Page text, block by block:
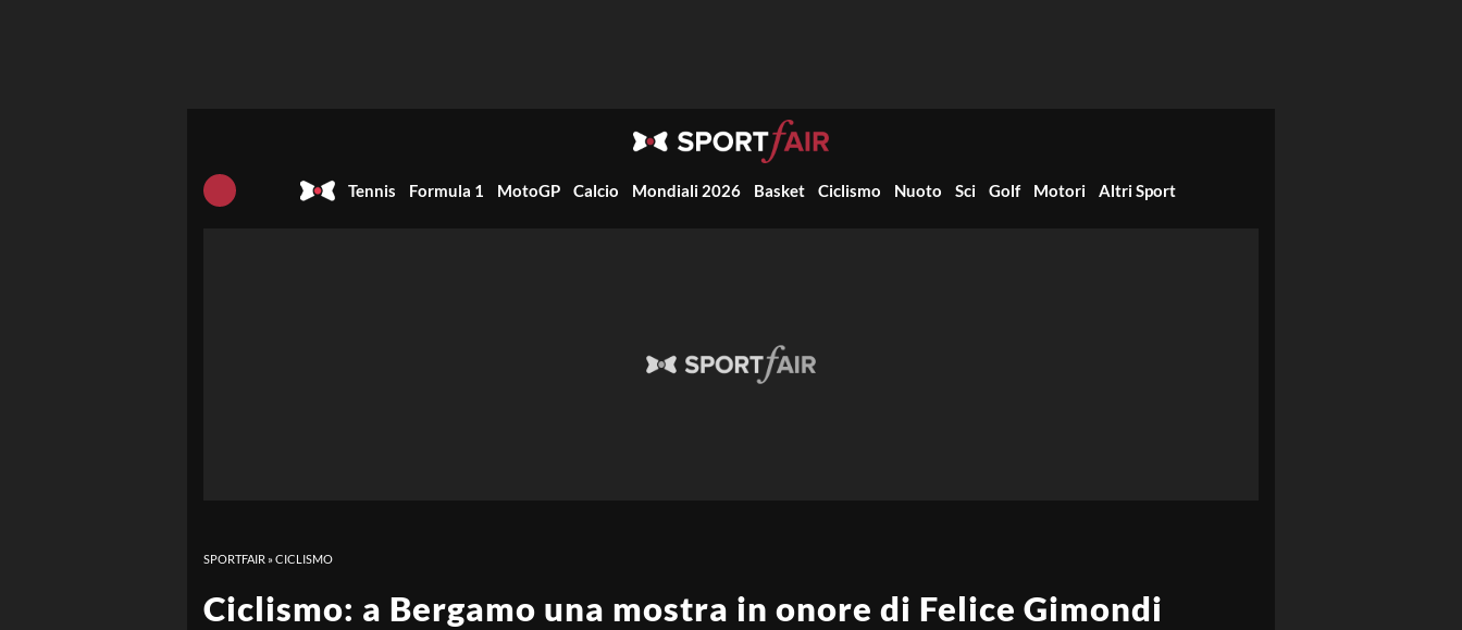
Tennis Formula 1 MotoGP Calcio Mondiali 2026 Basket Ciclismo Nuoto Sci Golf Motori Altri Sport
SPORTFAIR »CICLISMO
Ciclismo: a Bergamo una mostra in onore di Felice Gimondi